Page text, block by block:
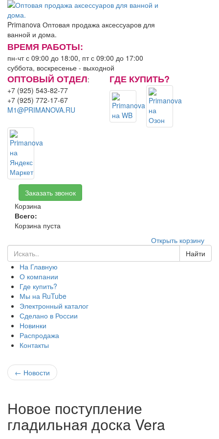
Primanova Оптовая продажа аксессуаров для
ванной и дома.
ВРЕМЯ РАБОТЫ:
пн-чт с 09:00 до 18:00, пт с 09:00 до 17:00
суббота, воскресенье - выходной
ОПТОВЫЙ ОТДЕЛ:
+7 (925) 543-82-77
+7 (925) 772-17-67
M1@PRIMANOVA.RU
ГДЕ КУПИТЬ?
Заказать звонок
Корзина
Всего:
Корзина пуста
Открыть корзину
Найти
На Главную
О компании
Где купить?
Мы на RuTube
Электронный каталог
Сделано в России
Новинки
Распродажа
Контакты
← Новости
Новое поступление
гладильная доска Vera